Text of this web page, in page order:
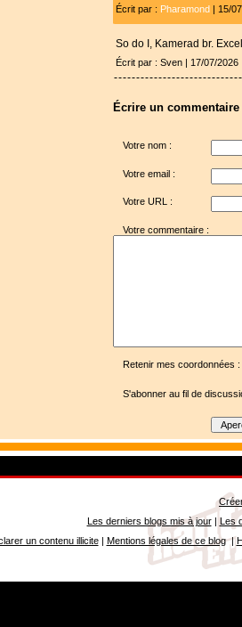
Écrit par : Pharamond| 15/
So do I, Kamerad br.
Écrit par : Sven | 17/07/2026
Écrire un commentaire
Votre nom :
Votre email :
Votre URL :
Votre commentaire :
Retenir mes coordonnées :
S'abonner au fil de
Les derniers blogs mis à jour| Les
un contenu illicite| Mentions légales de ce blog|